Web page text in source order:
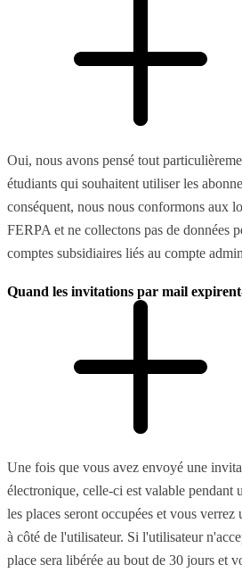
Oui, nous avons pensé tout
étudiants qui souhaitent utiliser les
conséquent, nous nous conformons aux
FERPA et ne collectons pas de données
comptes subsidiaires liés au compte
Quand les invitations par mail
Une fois que vous avez envoyé une
électronique, celle-ci est valable pendant
les places seront occupées et vous verrez
à côté de l'utilisateur. Si l'utilisateur
place sera libérée au bout de 30 jours et